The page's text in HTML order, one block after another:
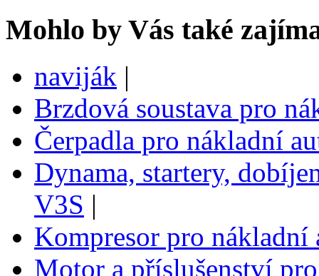
Mohlo by Vás také
naviják |
Brzdová soustava pro
Čerpadla pro nákladní
Dynama, startery,
V3S |
Kompresor pro nákladní
Motor a příslušenství